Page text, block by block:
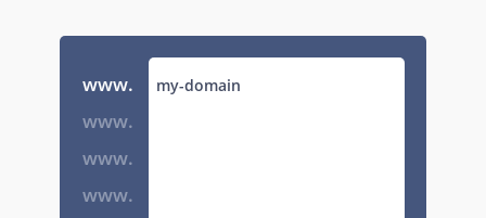
www.
www.
www.
www.